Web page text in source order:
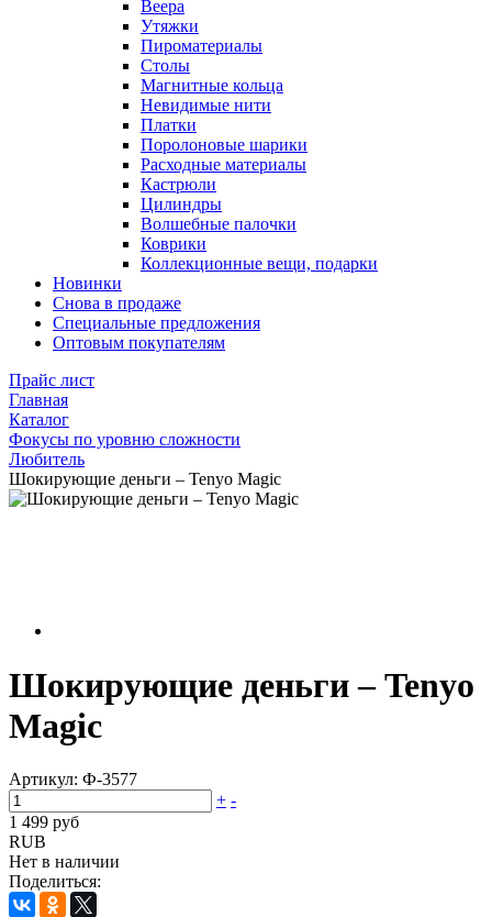
Веера
Утяжки
Пироматериалы
Столы
Магнитные кольца
Невидимые нити
Платки
Поролоновые шарики
Расходные материалы
Кастрюли
Цилиндры
Волшебные палочки
Коврики
Коллекционные вещи, подарки
Новинки
Снова в продаже
Специальные предложения
Оптовым покупателям
Прайс лист
Главная
Каталог
Фокусы по уровню сложности
Любитель
Шокирующие деньги – Tenyo Magic
Шокирующие деньги – Tenyo
Magic
Артикул: Ф-3577
+ -
1 499 руб
RUB
Нет в наличии
Поделиться: